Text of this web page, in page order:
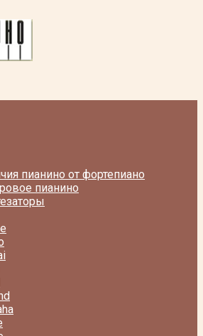
пианино от фортепиано
пианино